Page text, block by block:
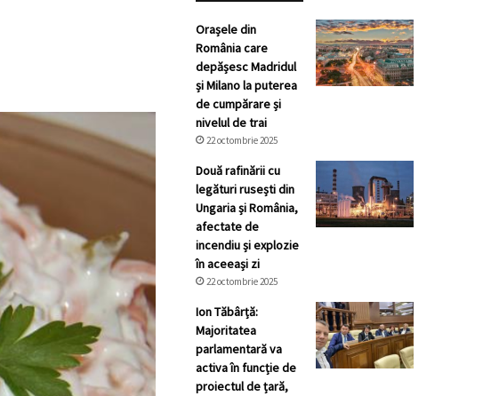
Orașele din
România care
depășesc Madridul
și Milano la puterea
de cumpărare și
nivelul de trai
22 octombrie 2025
Două rafinării cu
legături rusești din
Ungaria și România,
afectate de
incendiu și explozie
în aceeași zi
22 octombrie 2025
Ion Tăbârță:
Majoritatea
parlamentară va
activa în funcție de
proiectul de țară,